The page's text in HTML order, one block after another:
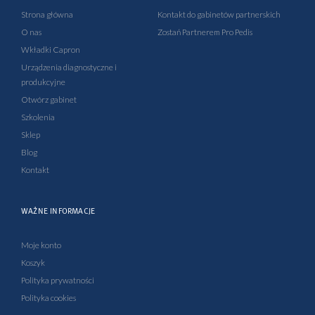
o
k
-
f
i
n
Strona główna
O nas
Wkładki Capron
Urządzenia diagnostyczne i
produkcyjne
Otwórz gabinet
Szkolenia
Sklep
Blog
Kontakt
Kontakt do gabinetów partnerskich
Zostań Partnerem Pro Pedis
WAŻNE INFORMACJE
Moje konto
Koszyk
Polityka prywatności
Polityka cookies